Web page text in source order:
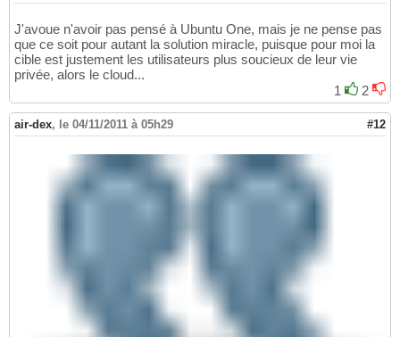
J'avoue n'avoir pas pensé à Ubuntu One, mais je ne pense pas
que ce soit pour autant la solution miracle, puisque pour moi la
cible est justement les utilisateurs plus soucieux de leur vie
privée, alors le cloud...
1
2
air-dex, le 04/11/2011 à 05h29 #12